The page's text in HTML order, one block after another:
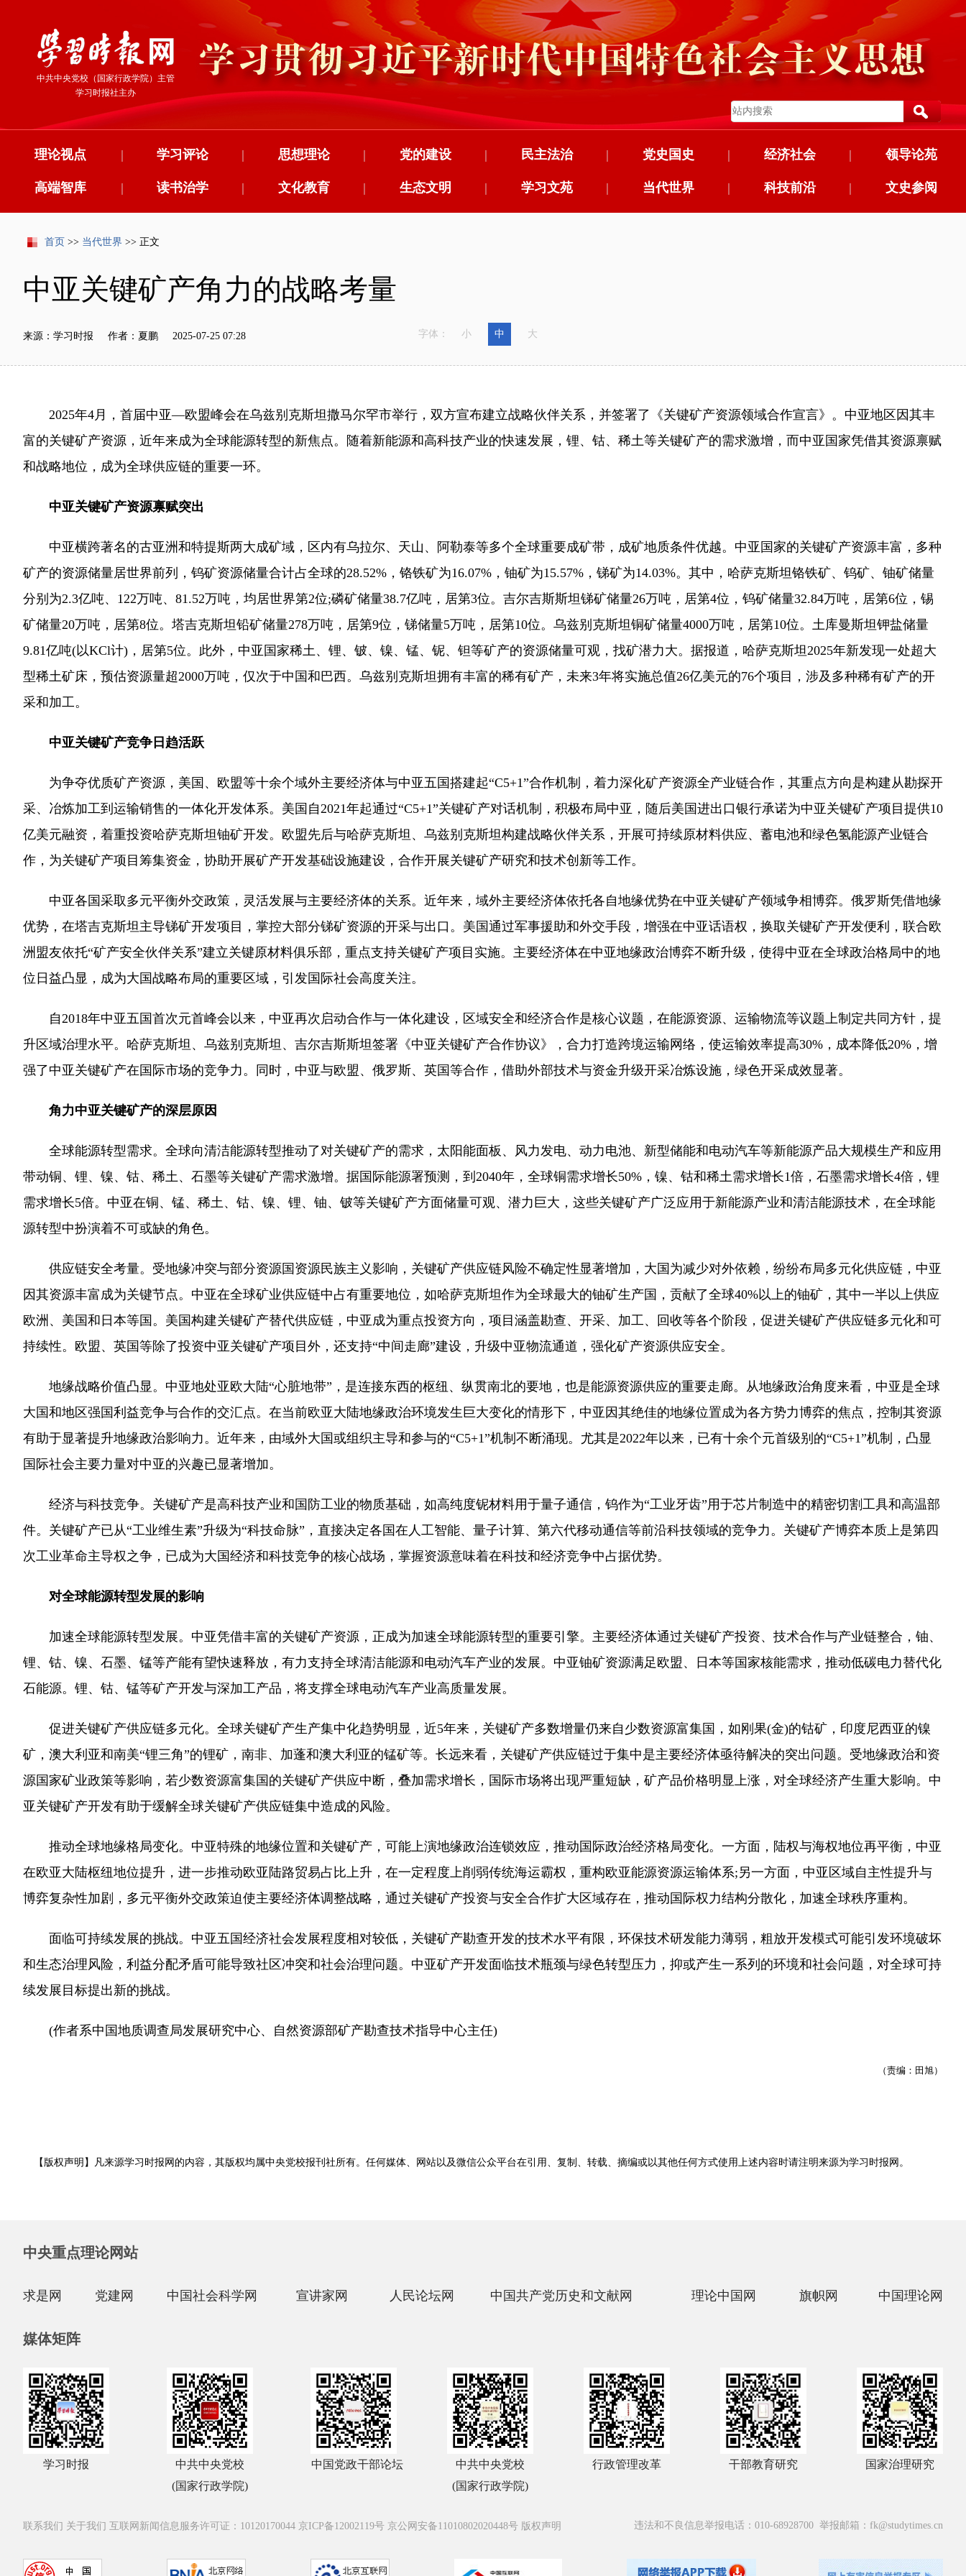
中共中央党校（国家行政学院）主管
学习时报社主办
理论视点 学习评论
| 思想理论
| 党的建设
| 民主法治
| 党史国史
| 经济社会
| 领导论苑
|
高端智库 读书治学
| 文化教育
| 生态文明
| 学习文苑
| 当代世界
| 科技前沿
| 文史参阅
|
首页 >> 当代世界 >> 正文
中亚关键矿产角力的战略考量
来源：学习时报 作者：夏鹏 2025-07-25 07:28 字体： 小 中 大
2025年4月，首届中亚—欧盟峰会在乌兹别克斯坦撒马尔罕市举行，双方宣布建立战略伙伴关系，并签署了《关键矿产资源领域合作宣言》。中亚地区因其丰
富的关键矿产资源，近年来成为全球能源转型的新焦点。随着新能源和高科技产业的快速发展，锂、钴、稀土等关键矿产的需求激增，而中亚国家凭借其资源禀赋
和战略地位，成为全球供应链的重要一环。
中亚关键矿产资源禀赋突出
中亚横跨著名的古亚洲和特提斯两大成矿域，区内有乌拉尔、天山、阿勒泰等多个全球重要成矿带，成矿地质条件优越。中亚国家的关键矿产资源丰富，多种
矿产的资源储量居世界前列，钨矿资源储量合计占全球的28.52%，铬铁矿为16.07%，铀矿为15.57%，锑矿为14.03%。其中，哈萨克斯坦铬铁矿、钨矿、铀矿储量
分别为2.3亿吨、122万吨、81.52万吨，均居世界第2位;磷矿储量38.7亿吨，居第3位。吉尔吉斯斯坦锑矿储量26万吨，居第4位，钨矿储量32.84万吨，居第6位，锡
矿储量20万吨，居第8位。塔吉克斯坦铅矿储量278万吨，居第9位，锑储量5万吨，居第10位。乌兹别克斯坦铜矿储量4000万吨，居第10位。土库曼斯坦钾盐储量
9.81亿吨(以KCl计)，居第5位。此外，中亚国家稀土、锂、铍、镍、锰、铌、钽等矿产的资源储量可观，找矿潜力大。据报道，哈萨克斯坦2025年新发现一处超大
型稀土矿床，预估资源量超2000万吨，仅次于中国和巴西。乌兹别克斯坦拥有丰富的稀有矿产，未来3年将实施总值26亿美元的76个项目，涉及多种稀有矿产的开
采和加工。
中亚关键矿产竞争日趋活跃
为争夺优质矿产资源，美国、欧盟等十余个域外主要经济体与中亚五国搭建起“C5+1”合作机制，着力深化矿产资源全产业链合作，其重点方向是构建从勘探开
采、冶炼加工到运输销售的一体化开发体系。美国自2021年起通过“C5+1”关键矿产对话机制，积极布局中亚，随后美国进出口银行承诺为中亚关键矿产项目提供10
亿美元融资，着重投资哈萨克斯坦铀矿开发。欧盟先后与哈萨克斯坦、乌兹别克斯坦构建战略伙伴关系，开展可持续原材料供应、蓄电池和绿色氢能源产业链合
作，为关键矿产项目筹集资金，协助开展矿产开发基础设施建设，合作开展关键矿产研究和技术创新等工作。
中亚各国采取多元平衡外交政策，灵活发展与主要经济体的关系。近年来，域外主要经济体依托各自地缘优势在中亚关键矿产领域争相博弈。俄罗斯凭借地缘
优势，在塔吉克斯坦主导锑矿开发项目，掌控大部分锑矿资源的开采与出口。美国通过军事援助和外交手段，增强在中亚话语权，换取关键矿产开发便利，联合欧
洲盟友依托“矿产安全伙伴关系”建立关键原材料俱乐部，重点支持关键矿产项目实施。主要经济体在中亚地缘政治博弈不断升级，使得中亚在全球政治格局中的地
位日益凸显，成为大国战略布局的重要区域，引发国际社会高度关注。
自2018年中亚五国首次元首峰会以来，中亚再次启动合作与一体化建设，区域安全和经济合作是核心议题，在能源资源、运输物流等议题上制定共同方针，提
升区域治理水平。哈萨克斯坦、乌兹别克斯坦、吉尔吉斯斯坦签署《中亚关键矿产合作协议》，合力打造跨境运输网络，使运输效率提高30%，成本降低20%，增
强了中亚关键矿产在国际市场的竞争力。同时，中亚与欧盟、俄罗斯、英国等合作，借助外部技术与资金升级开采冶炼设施，绿色开采成效显著。
角力中亚关键矿产的深层原因
全球能源转型需求。全球向清洁能源转型推动了对关键矿产的需求，太阳能面板、风力发电、动力电池、新型储能和电动汽车等新能源产品大规模生产和应用
带动铜、锂、镍、钴、稀土、石墨等关键矿产需求激增。据国际能源署预测，到2040年，全球铜需求增长50%，镍、钴和稀土需求增长1倍，石墨需求增长4倍，锂
需求增长5倍。中亚在铜、锰、稀土、钴、镍、锂、铀、铍等关键矿产方面储量可观、潜力巨大，这些关键矿产广泛应用于新能源产业和清洁能源技术，在全球能
源转型中扮演着不可或缺的角色。
供应链安全考量。受地缘冲突与部分资源国资源民族主义影响，关键矿产供应链风险不确定性显著增加，大国为减少对外依赖，纷纷布局多元化供应链，中亚
因其资源丰富成为关键节点。中亚在全球矿业供应链中占有重要地位，如哈萨克斯坦作为全球最大的铀矿生产国，贡献了全球40%以上的铀矿，其中一半以上供应
欧洲、美国和日本等国。美国构建关键矿产替代供应链，中亚成为重点投资方向，项目涵盖勘查、开采、加工、回收等各个阶段，促进关键矿产供应链多元化和可
持续性。欧盟、英国等除了投资中亚关键矿产项目外，还支持“中间走廊”建设，升级中亚物流通道，强化矿产资源供应安全。
地缘战略价值凸显。中亚地处亚欧大陆“心脏地带”，是连接东西的枢纽、纵贯南北的要地，也是能源资源供应的重要走廊。从地缘政治角度来看，中亚是全球
大国和地区强国利益竞争与合作的交汇点。在当前欧亚大陆地缘政治环境发生巨大变化的情形下，中亚因其绝佳的地缘位置成为各方势力博弈的焦点，控制其资源
有助于显著提升地缘政治影响力。近年来，由域外大国或组织主导和参与的“C5+1”机制不断涌现。尤其是2022年以来，已有十余个元首级别的“C5+1”机制，凸显
国际社会主要力量对中亚的兴趣已显著增加。
经济与科技竞争。关键矿产是高科技产业和国防工业的物质基础，如高纯度铌材料用于量子通信，钨作为“工业牙齿”用于芯片制造中的精密切割工具和高温部
件。关键矿产已从“工业维生素”升级为“科技命脉”，直接决定各国在人工智能、量子计算、第六代移动通信等前沿科技领域的竞争力。关键矿产博弈本质上是第四
次工业革命主导权之争，已成为大国经济和科技竞争的核心战场，掌握资源意味着在科技和经济竞争中占据优势。
对全球能源转型发展的影响
加速全球能源转型发展。中亚凭借丰富的关键矿产资源，正成为加速全球能源转型的重要引擎。主要经济体通过关键矿产投资、技术合作与产业链整合，铀、
锂、钴、镍、石墨、锰等产能有望快速释放，有力支持全球清洁能源和电动汽车产业的发展。中亚铀矿资源满足欧盟、日本等国家核能需求，推动低碳电力替代化
石能源。锂、钴、锰等矿产开发与深加工产品，将支撑全球电动汽车产业高质量发展。
促进关键矿产供应链多元化。全球关键矿产生产集中化趋势明显，近5年来，关键矿产多数增量仍来自少数资源富集国，如刚果(金)的钴矿，印度尼西亚的镍
矿，澳大利亚和南美“锂三角”的锂矿，南非、加蓬和澳大利亚的锰矿等。长远来看，关键矿产供应链过于集中是主要经济体亟待解决的突出问题。受地缘政治和资
源国家矿业政策等影响，若少数资源富集国的关键矿产供应中断，叠加需求增长，国际市场将出现严重短缺，矿产品价格明显上涨，对全球经济产生重大影响。中
亚关键矿产开发有助于缓解全球关键矿产供应链集中造成的风险。
推动全球地缘格局变化。中亚特殊的地缘位置和关键矿产，可能上演地缘政治连锁效应，推动国际政治经济格局变化。一方面，陆权与海权地位再平衡，中亚
在欧亚大陆枢纽地位提升，进一步推动欧亚陆路贸易占比上升，在一定程度上削弱传统海运霸权，重构欧亚能源资源运输体系;另一方面，中亚区域自主性提升与
博弈复杂性加剧，多元平衡外交政策迫使主要经济体调整战略，通过关键矿产投资与安全合作扩大区域存在，推动国际权力结构分散化，加速全球秩序重构。
面临可持续发展的挑战。中亚五国经济社会发展程度相对较低，关键矿产勘查开发的技术水平有限，环保技术研发能力薄弱，粗放开发模式可能引发环境破坏
和生态治理风险，利益分配矛盾可能导致社区冲突和社会治理问题。中亚矿产开发面临技术瓶颈与绿色转型压力，抑或产生一系列的环境和社会问题，对全球可持
续发展目标提出新的挑战。
(作者系中国地质调查局发展研究中心、自然资源部矿产勘查技术指导中心主任)
（责编：田旭）
【版权声明】凡来源学习时报网的内容，其版权均属中央党校报刊社所有。任何媒体、网站以及微信公众平台在引用、复制、转载、摘编或以其他任何方式使用上述内容时请注明来源为学习时报网 。
中央重点理论网站
求是网 党建网 中国社会科学网 宣讲家网 人民论坛网 中国共产党历史和文献网 理论中国网 旗帜网 中国理论网
媒体矩阵
学习时报
中共中央党校
(国家行政学院)
中国党政干部论坛
中共中央党校
(国家行政学院)
行政管理改革 干部教育研究 国家治理研究
联系我们 关于我们 互联网新闻信息服务许可证：10120170044 京ICP备12002119号 京公网安备11010802020448号 版权声明 违法和不良信息举报电话：010-68928700 举报邮箱：fk@studytimes.cn